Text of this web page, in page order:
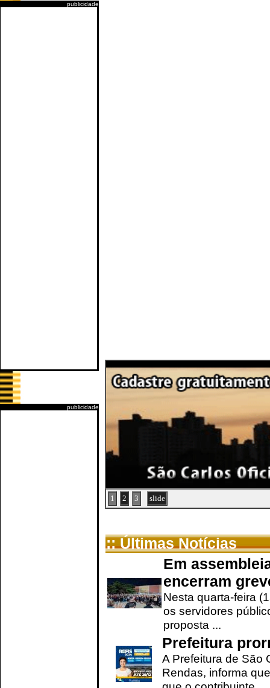
publicidade
publicidade
1 2 3 slide
:: Últimas Notícias
Em
encerram
Nesta quarta-feira
os servidores
proposta ...
Prefeitura
A Prefeitura de São
Rendas, informa